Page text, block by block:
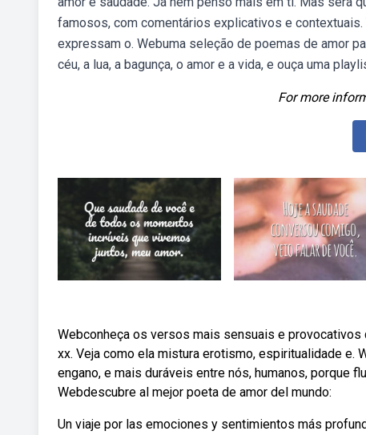
famosos, com comentários explicativos e
expressam o. Webuma seleção de poemas de amor
céu, a lua, a bagunça, o amor e a vida, e ouça uma
For more
Webconheça os versos mais sensuais e
xx. Veja como ela mistura erotismo, espiritualidade
engano, e mais duráveis entre nós, humanos, porque
Webdescubre al mejor poeta de amor del mundo:
Un viaje por las emociones y sentimientos más